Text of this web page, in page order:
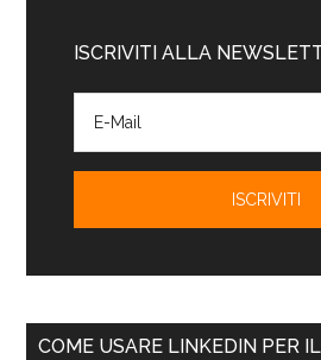
ISCRIVITI ALLA
COME USARE LINKEDIN PER